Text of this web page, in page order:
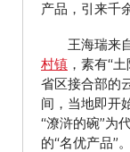
产品，引来千
王海瑞来自
村镇 ，素有“
省区接合部的
间，当地即开
“潦浒的碗”为
的“名优产品”。